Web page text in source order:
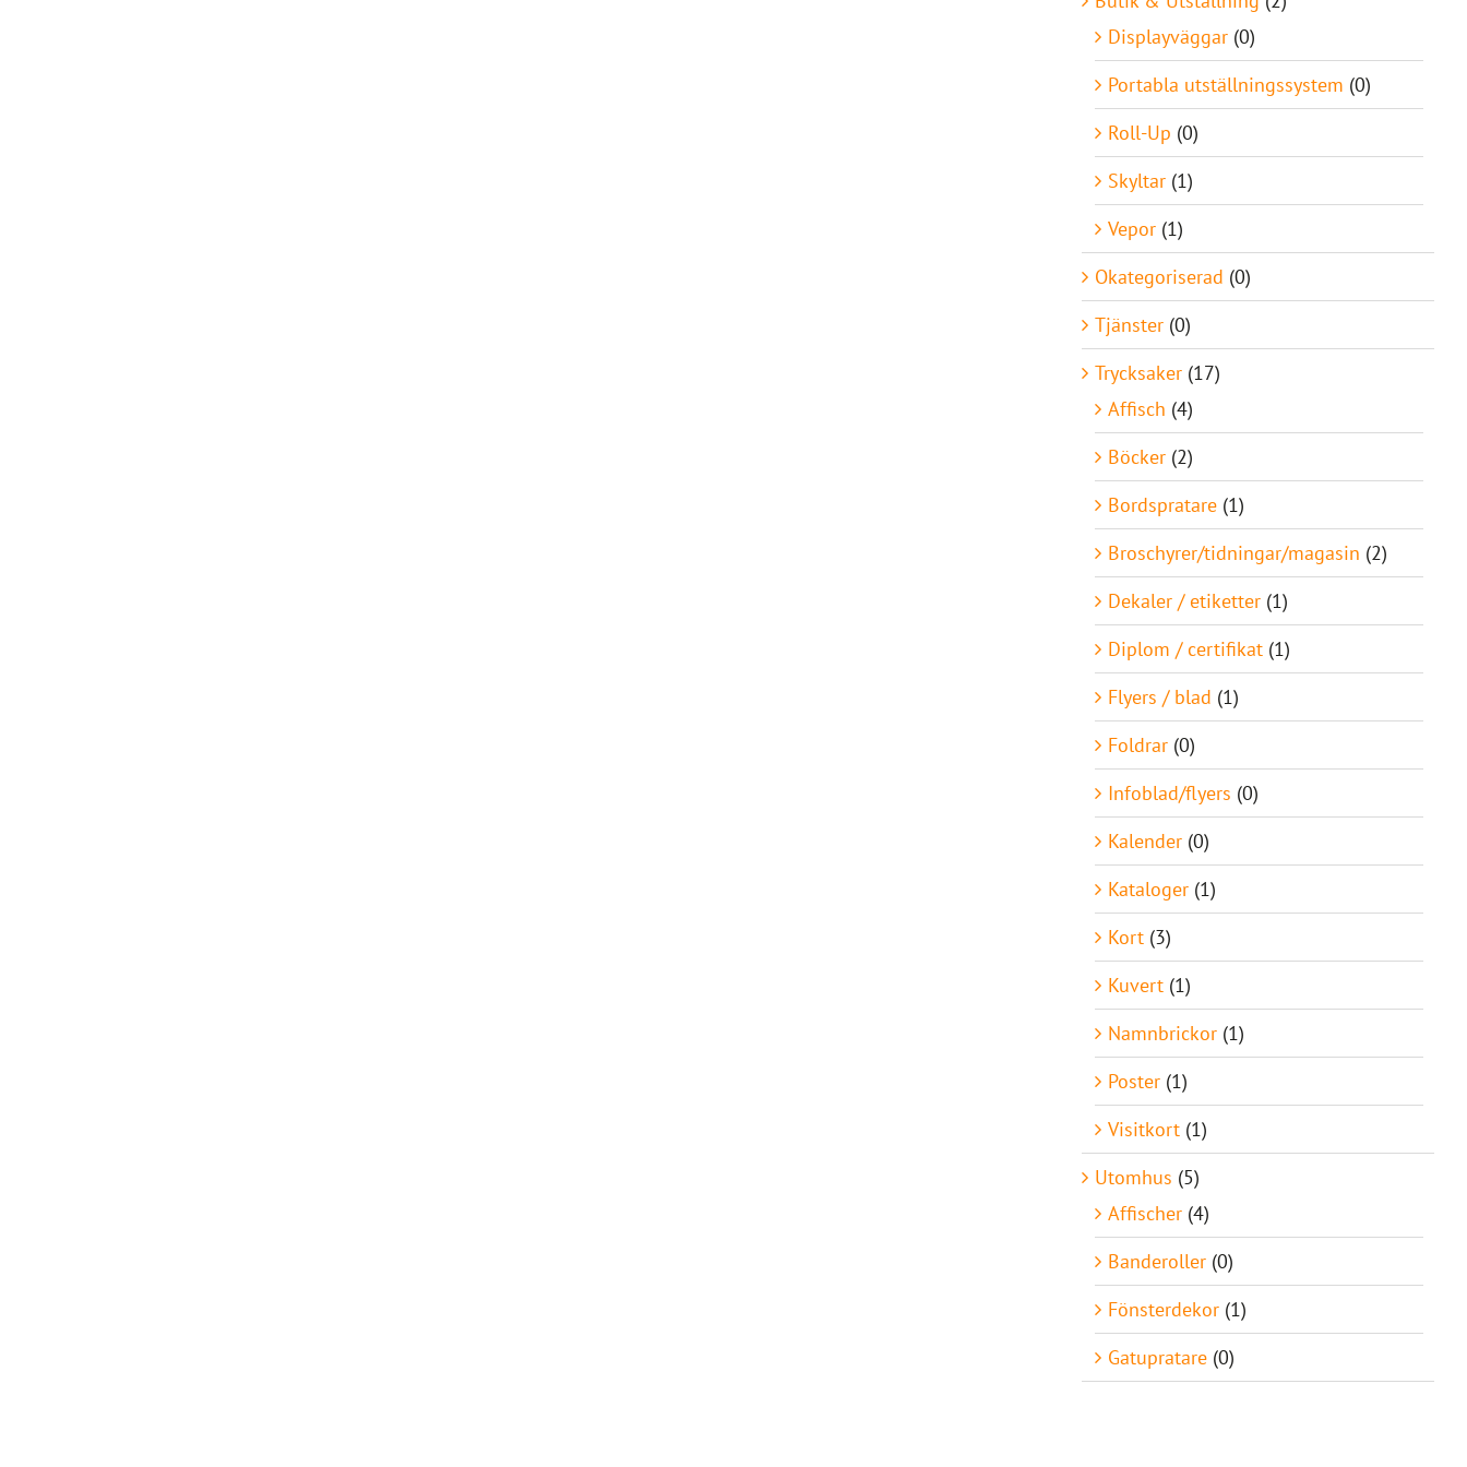
Displayväggar (0)
Portabla utställningssystem (0)
Roll-Up (0)
Skyltar (1)
Vepor (1)
Okategoriserad (0)
Tjänster (0)
Trycksaker (17)
Affisch (4)
Böcker (2)
Bordspratare (1)
Broschyrer/tidningar/magasin (2)
Dekaler / etiketter (1)
Diplom / certifikat (1)
Flyers / blad (1)
Foldrar (0)
Infoblad/flyers (0)
Kalender (0)
Kataloger (1)
Kort (3)
Kuvert (1)
Namnbrickor (1)
Poster (1)
Visitkort (1)
Utomhus (5)
Affischer (4)
Banderoller (0)
Fönsterdekor (1)
Gatupratare (0)